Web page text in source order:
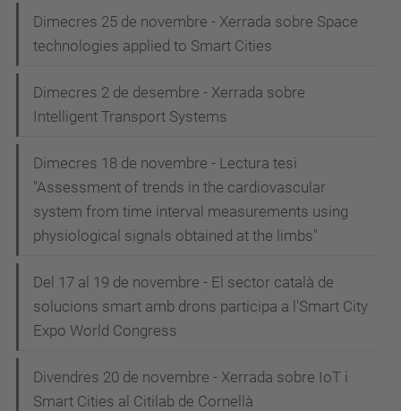
Dimecres 25 de novembre - Xerrada sobre Space
technologies applied to Smart Cities
Dimecres 2 de desembre - Xerrada sobre
Intelligent Transport Systems
Dimecres 18 de novembre - Lectura tesi
"Assessment of trends in the cardiovascular
system from time interval measurements using
physiological signals obtained at the limbs"
Del 17 al 19 de novembre - El sector català de
solucions smart amb drons participa a l'Smart City
Expo World Congress
Divendres 20 de novembre - Xerrada sobre IoT i
Smart Cities al Citilab de Cornellà